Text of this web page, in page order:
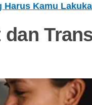
Harus Kamu
dan